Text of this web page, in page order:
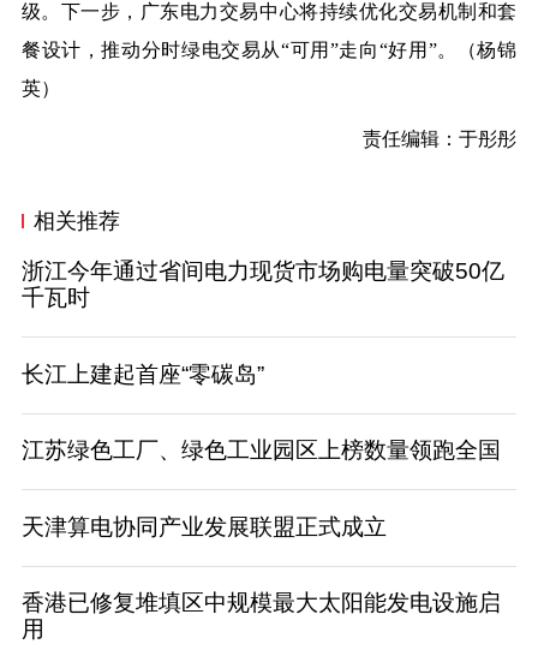
级。下一步，广东电力交易中心将持续优化交易机制和套
餐设计，推动分时绿电交易从“可用”走向“好用”。（杨锦
英）
责任编辑：于彤彤
相关推荐
浙江今年通过省间电力现货市场购电量突破50亿
千瓦时
长江上建起首座“零碳岛”
江苏绿色工厂、绿色工业园区上榜数量领跑全国
天津算电协同产业发展联盟正式成立
香港已修复堆填区中规模最大太阳能发电设施启
用